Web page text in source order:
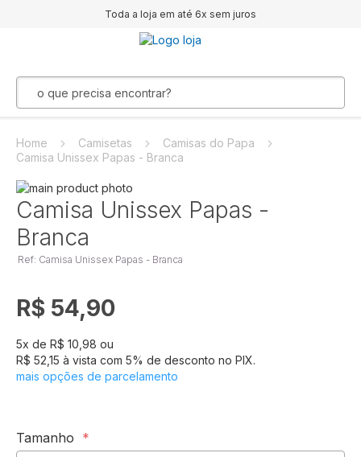
Toda a loja em até 6x sem juros
Home Camisetas
Camisas do Papa
Camisa Unissex Papas - Branca
Pular
para
o
final
Galeria
imagens
Saltar
para
o
da
de
imagens
Camisa Unissex Papas -
Branca
Ref: Camisa Unissex Papas - Branca
R$ 54,90
5x de R$ 10,98 ou
R$ 52,15 à vista com 5% de desconto no PIX.
mais opções de parcelamento
Tamanho